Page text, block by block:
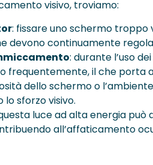
visivo, troviamo:
: fissare uno schermo troppo
devono continuamente
: durante l’uso
frequentemente, il che porta
dello schermo o
sforzo visivo.
luce ad alta energia può
all’affaticamento